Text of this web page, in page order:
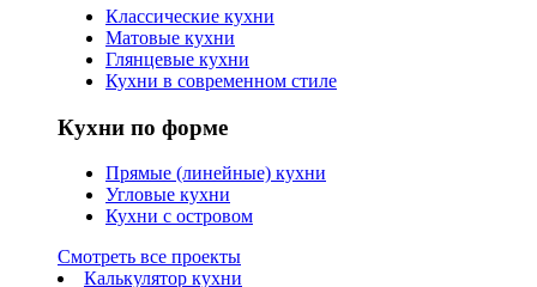
Классические кухни
Матовые кухни
Глянцевые кухни
Кухни в современном стиле
Кухни по форме
Прямые (линейные) кухни
Угловые кухни
Кухни с островом
Смотреть все проекты
Калькулятор кухни